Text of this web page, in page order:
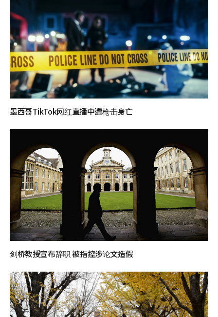
墨西哥TikTok网红直播中遭枪击身亡
剑桥教授宣布辞职 被指控涉论文造假